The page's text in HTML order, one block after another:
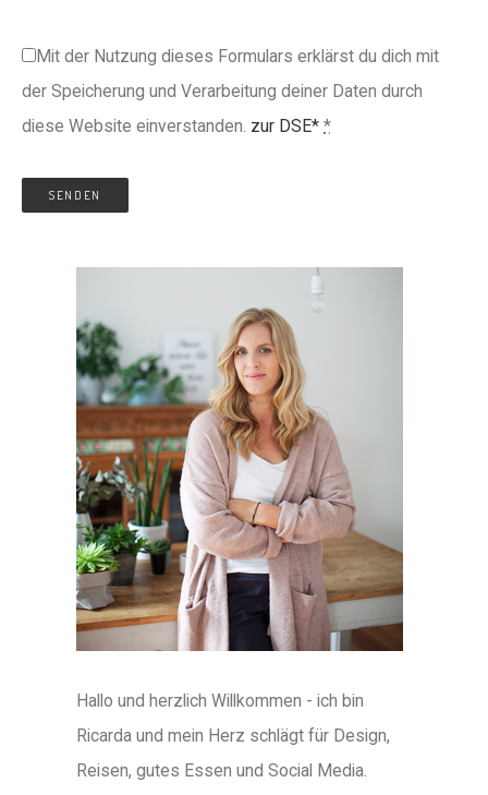
Mit der Nutzung dieses Formulars erklärst du dich mit
der Speicherung und Verarbeitung deiner Daten durch
diese Website einverstanden. zur DSE* *
Hallo und herzlich Willkommen - ich bin
Ricarda und mein Herz schlägt für Design,
Reisen, gutes Essen und Social Media.